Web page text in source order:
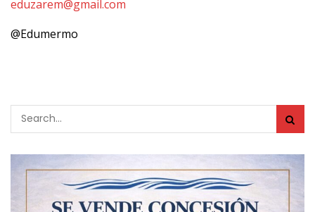
eduzarem@gmail.com
@Edumermo